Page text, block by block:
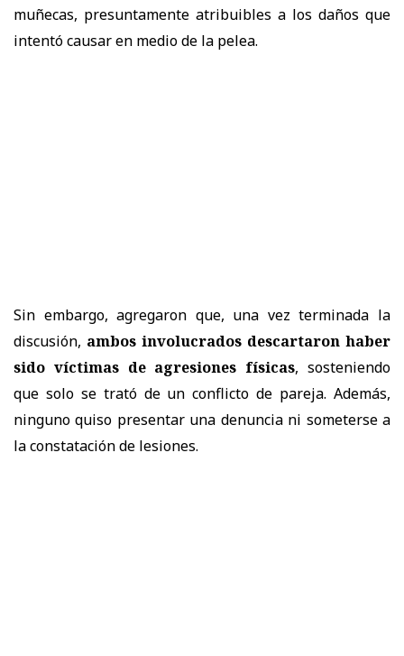
muñecas, presuntamente atribuibles a los daños que
intentó causar en medio de la pelea.
Sin embargo, agregaron que, una vez terminada la
discusión, ambos involucrados descartaron haber
sido víctimas de agresiones físicas, sosteniendo
que solo se trató de un conflicto de pareja. Además,
ninguno quiso presentar una denuncia ni someterse a
la constatación de lesiones.